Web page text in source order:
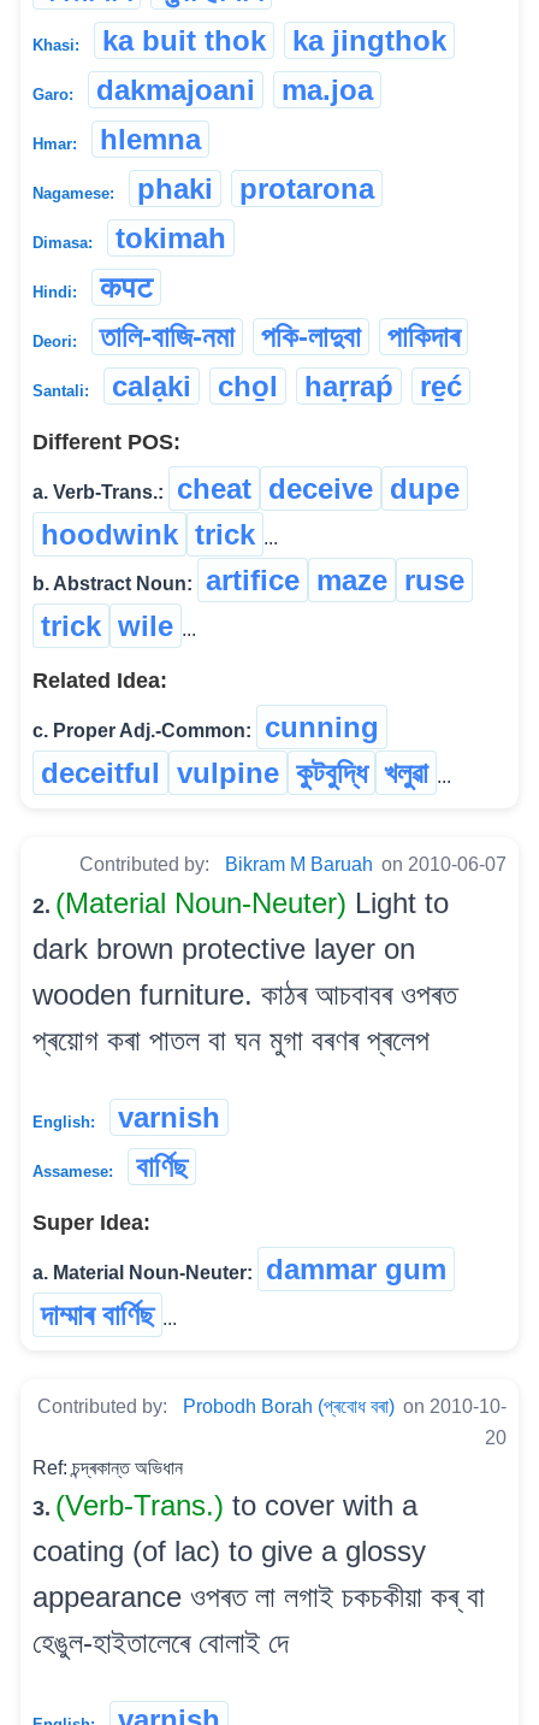
Khasi: ka buit thok ka jingthok
Garo: dakmajoani ma.joa
Hmar: hlemna
Nagamese: phaki protarona
Dimasa: tokimah
Hindi: कपट
Deori: তালি-বাজি-নমা পকি-লাদুবা পাকিদাৰ
Santali: calạki cho̱l haṛraṕ re̱ć
Different POS:
a. Verb-Trans.: cheat deceive dupe
hoodwink trick ...
b. Abstract Noun: artifice maze ruse
trick wile ...
Related Idea:
c. Proper Adj.-Common:
cunning
deceitful vulpine কুটবুদ্ধি খলুৱা ...
Contributed by: Bikram M Baruah on 2010-06-07
2. (Material Noun-Neuter) Light to
dark brown protective layer on
wooden furniture. কাঠৰ আচবাবৰ ওপৰত
প্ৰয়োগ কৰা পাতল বা ঘন মুগা বৰণৰ প্ৰলেপ
English: varnish
Assamese: বাৰ্ণিছ
Super Idea:
a. Material Noun-Neuter:
dammar gum
দাম্মাৰ বাৰ্ণিছ ...
Contributed by: Probodh Borah (প্ৰবোধ বৰা) on 2010-10-
20
Ref: চন্দ্ৰকান্ত অভিধান
3. (Verb-Trans.) to cover with a
coating (of lac) to give a glossy
appearance ওপৰত লা লগাই চকচকীয়া কৰ্ বা
হেঙুল-হাইতালেৰে বোলাই দে